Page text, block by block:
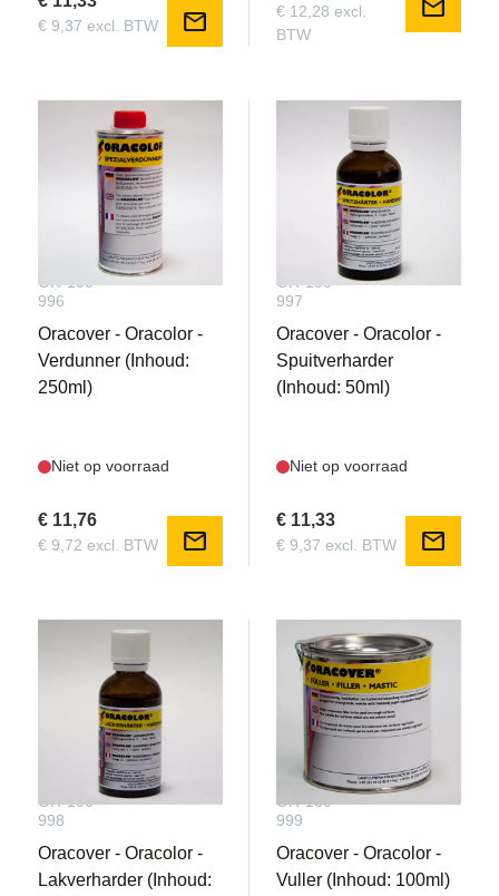
€ 9,37 excl. BTW mail
€ 12,28 excl.
BTW
mail
OR-100-
996
Oracover - Oracolor -
Verdunner (Inhoud:
250ml)
Niet op voorraad
€ 11,76
€ 9,72 excl. BTW mail
OR-100-
997
Oracover - Oracolor -
Spuitverharder
(Inhoud: 50ml)
Niet op voorraad
€ 11,33
€ 9,37 excl. BTW mail
OR-100-
998
Oracover - Oracolor -
Lakverharder (Inhoud:
OR-100-
999
Oracover - Oracolor -
Vuller (Inhoud: 100ml)